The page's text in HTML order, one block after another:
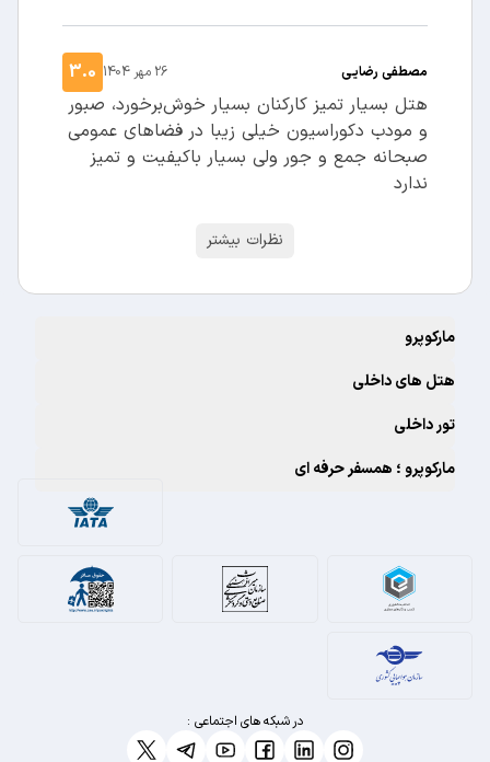
مصطفی رضایی 26 مهر 1404
3.0
هتل بسیار تمیز کارکنان بسیار خوش‌برخورد، صبور
و مودب دکوراسیون خیلی زیبا در فضاهای عمومی
صبحانه جمع و جور ولی بسیار باکیفیت و تمیز
ندارد
نظرات بیشتر
مارکوپرو
هتل های داخلی
تور داخلی
مارکوپرو ؛ همسفر حرفه ای
در شبکه های اجتماعی :